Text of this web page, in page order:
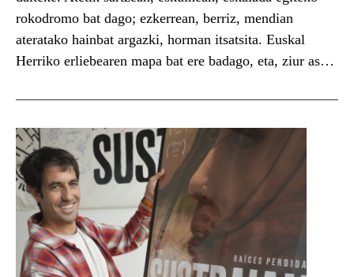
rokodromo bat dago; ezkerrean, berriz, mendian
ateratako hainbat argazki, horman itsatsita. Euskal
Herriko erliebearen mapa bat ere badago, eta, ziur aski,
elkarteko hainbat kide. Izan ere, Lizarrako Mendizale
Elkarteak 75...